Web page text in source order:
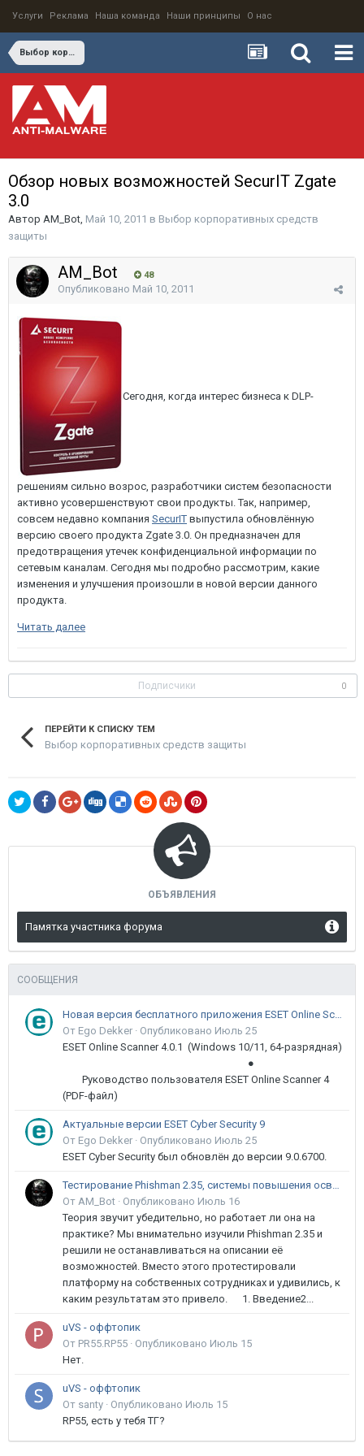
Услуги Реклама Наша команда Наши принципы О нас
Выбор корпоративных средств защиты
Обзор новых возможностей SecurIT Zgate
3.0
Автор AM_Bot, Май 10, 2011 в Выбор корпоративных средств
защиты
AM_Bot 48
Опубликовано Май 10, 2011
Сегодня, когда интерес бизнеса к DLP-
решениям сильно возрос, разработчики систем безопасности
активно усовершенствуют свои продукты. Так, например,
совсем недавно компания SecurIT выпустила обновлённую
версию своего продукта Zgate 3.0. Он предназначен для
предотвращения утечек конфиденциальной информации по
сетевым каналам. Сегодня мы подробно рассмотрим, какие
изменения и улучшения произошли в новой версии данного
продукта.
Читать далее
Подписчики 0
ПЕРЕЙТИ К СПИСКУ ТЕМ
Выбор корпоративных средств защиты
ОБЪЯВЛЕНИЯ
Памятка участника форума
СООБЩЕНИЯ
Новая версия бесплатного приложения ESET Online Scanner доступна пользователям
От Ego Dekker · Опубликовано Июль 25
ESET Online Scanner 4.0.1 (Windows 10/11, 64-разрядная)
●
Руководство пользователя ESET Online Scanner 4
(PDF-файл)
Актуальные версии ESET Cyber Security 9
От Ego Dekker · Опубликовано Июль 25
ESET Cyber Security был обновлён до версии 9.0.6700.
Тестирование Phishman 2.35, системы повышения осведомлённости пользователей в сфере ИБ
От AM_Bot · Опубликовано Июль 16
Теория звучит убедительно, но работает ли она на
практике? Мы внимательно изучили Phishman 2.35 и
решили не останавливаться на описании её
возможностей. Вместо этого протестировали
платформу на собственных сотрудниках и удивились, к
каким результатам это привело. 1. Введение2...
uVS - оффтопик
От PR55.RP55 · Опубликовано Июль 15
Нет.
uVS - оффтопик
От santy · Опубликовано Июль 15
RP55, есть у тебя ТГ?